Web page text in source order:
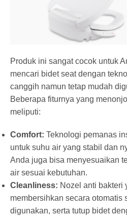
Produk ini sangat cocok untuk
mencari bidet seat dengan
canggih namun tetap mudah
Beberapa fiturnya yang menonjol
meliputi:
Comfort: Teknologi pemanas
untuk suhu air yang stabil dan
Anda juga bisa menyesuaikan
air sesuai kebutuhan.
Cleanliness: Nozel anti bakteri
membersihkan secara otomatis
digunakan, serta tutup bidet